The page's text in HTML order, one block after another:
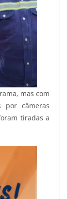
mas com
por câmeras
tiradas a